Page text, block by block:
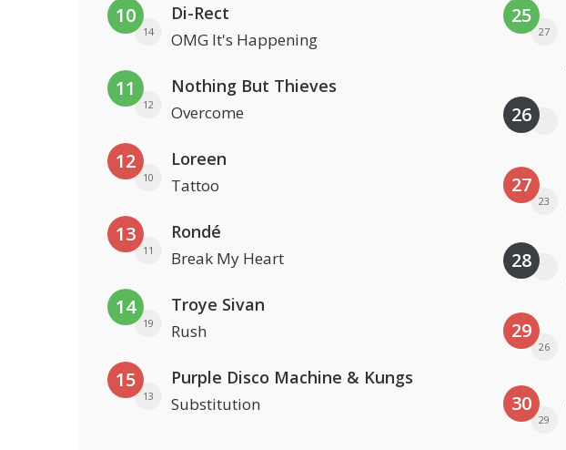
10
14
Di-Rect
OMG It's Happening
11
12
Nothing But Thieves
Overcome
12
10
Loreen
Tattoo
13
11
Rondé
Break My Heart
14
19
Troye Sivan
Rush
15
13
Purple Disco Machine & Kungs
Substitution
25
27
26
27
23
28
29
26
30
29